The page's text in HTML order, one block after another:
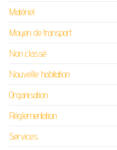
Matériel
Moyen de transport
Non classé
Nouvelle habitation
Organisation
Réglementation
Services